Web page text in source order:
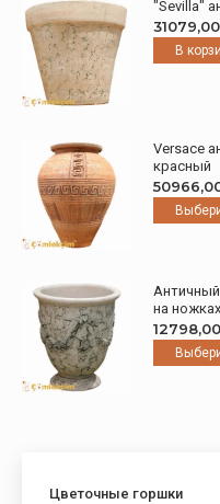
"Sevilla"
31079,00
В
Versace
красный
на ножках
12798,00
Цветочные горшки